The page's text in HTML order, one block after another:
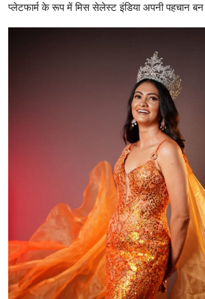
प्लेटफार्म के रूप में मिस सेलेस्ट इंडिया अपनी पहचान बन